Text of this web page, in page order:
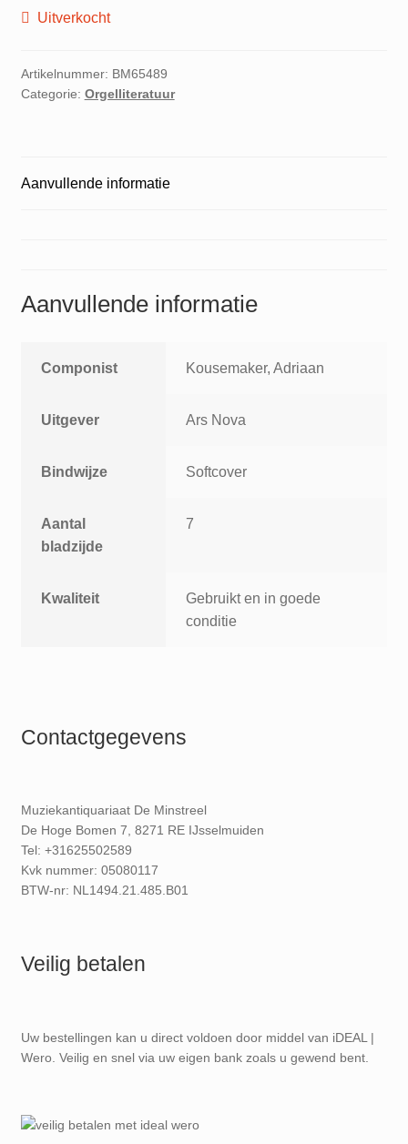
Uitverkocht
Artikelnummer: BM65489
Categorie: Orgelliteratuur
Aanvullende informatie
Aanvullende informatie
Componist Kousemaker, Adriaan
Uitgever Ars Nova
Bindwijze Softcover
Aantal
bladzijde
7
Kwaliteit
Gebruikt en in goede
conditie
Contactgegevens
Muziekantiquariaat De Minstreel
De Hoge Bomen 7, 8271 RE IJsselmuiden
Tel: +31625502589
Kvk nummer: 05080117
BTW-nr: NL1494.21.485.B01
Veilig betalen
Uw bestellingen kan u direct voldoen door middel van iDEAL |
Wero. Veilig en snel via uw eigen bank zoals u gewend bent.